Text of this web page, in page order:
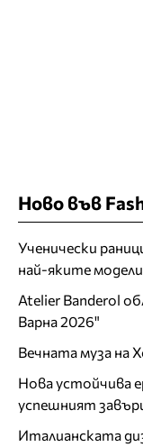
Ново във
Ученически
най-яките модели
Atelier Banderol
Варна 2026"
Вечната муза на
Нова устойчива
успешният
Италианската